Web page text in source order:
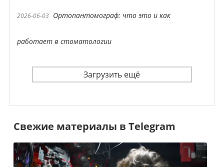
2026-06-03 Ортопантомограф: что это и как
работает в стоматологии
Загрузить ещё
Свежие материалы в Telegram